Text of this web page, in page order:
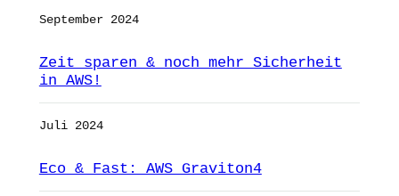
September 2024
Zeit sparen & noch mehr Sicherheit
in AWS!
Juli 2024
Eco & Fast: AWS Graviton4